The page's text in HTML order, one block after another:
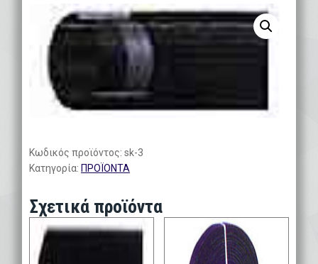
Κωδικός προϊόντος: sk-3
Κατηγορία: ΠΡΟΪΟΝΤΑ
Σχετικά προϊόντα